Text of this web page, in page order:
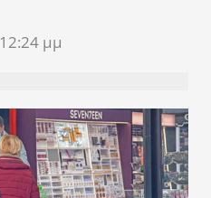
12:24 μμ